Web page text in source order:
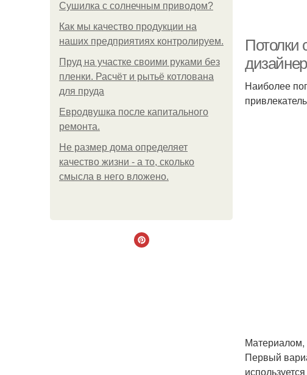
Сушилка с солнечным приводом?
Как мы качество продукции на
наших предприятиях контролируем.
Пруд на участке своими руками без
пленки. Расчёт и рытьё котлована
для пруда
Евродвушка после капитального
ремонта.
Не размер дома определяет
качество жизни - а то, сколько
смысла в него вложено.
Потолки
Наиболее
Материалом,
Первый